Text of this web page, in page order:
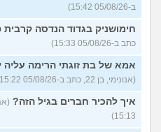
נשוי מפנטז על ליידיבויס
(מאטיטיהו, בן 37)
למישהו יש עצה איך לדכא את
החשק המיני?
(יפה, בת 43)
עוד שאלות
ב-05/08/26 15:42)
חימושניק בגדוד הנדסה קרבית
כתב ב-05/08/26 15:33)
אמא של בת זוגתי הרימה
(אנונימי, בן 22, כתב ב-05/08/26 15:22)
איך להכיר חברים בגיל הזה?
15:13)